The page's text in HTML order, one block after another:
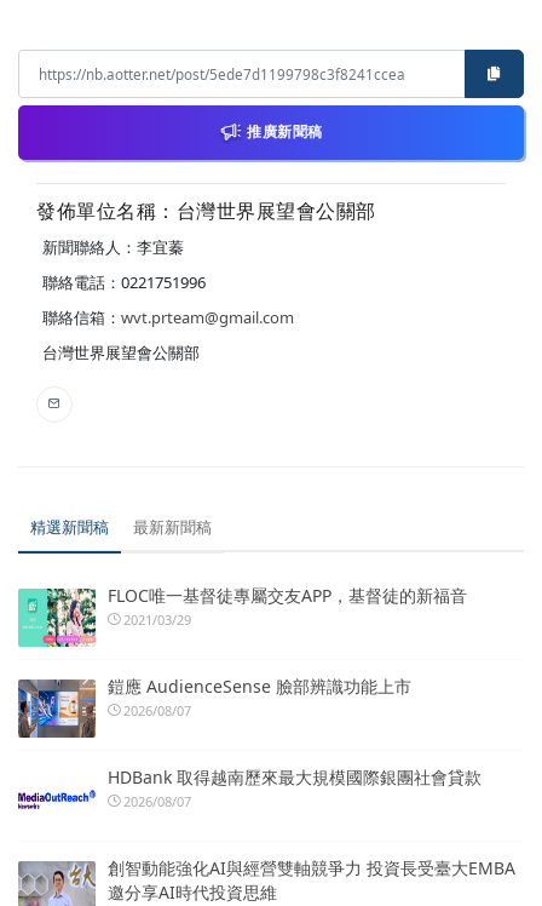
推廣新聞稿
發佈單位名稱：台灣世界展望會公關部
新聞聯絡人：李宜蓁
聯絡電話：0221751996
聯絡信箱： wvt.prteam@gmail.com
台灣世界展望會公關部
精選新聞稿 最新新聞稿
FLOC唯一基督徒專屬交友APP，基督徒的新福音
2021/03/29
鎧應 AudienceSense 臉部辨識功能上市
2026/08/07
HDBank 取得越南歷來最大規模國際銀團社會貸款
2026/08/07
創智動能強化AI與經營雙軸競爭力 投資長受臺大EMBA
邀分享AI時代投資思維